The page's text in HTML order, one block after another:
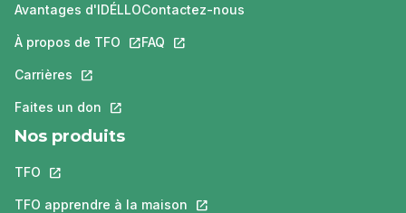
Avantages d'IDÉLLO
À propos de TFO Ce lien s'ouvrira dans un nouvel onglet.
Carrières Ce lien s'ouvrira dans un nouvel onglet.
Faites un don Ce lien s'ouvrira dans un nouvel onglet.
Contactez-nous
FAQ Ce lien s'ouvrira dans un nouvel
Nos produits
TFO Ce lien s'ouvrira dans un nouvel onglet.
TFO apprendre à la maison Ce lien s'ouvrira dans un nouvel